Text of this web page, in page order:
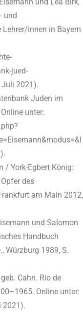
und
Lehrer/innen in Bayern
jued-
2021).
Juden im
unter:
/ York-Egbert König:
des
am Main 2012,
und Salomon
Handbuch
Würzburg 1989, S.
Cahn. Rio de
Online unter:
2021).